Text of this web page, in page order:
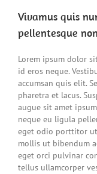
Vivamus quis
pellentesque
Lorem ipsum dolor
id eros neque.
accumsan quis elit.
pharetra et lacus.
augue sit amet
neque eu ligula
eget odio porttitor
mollis ut bibendum
eget orci pulvinar
tellus ullamcorper